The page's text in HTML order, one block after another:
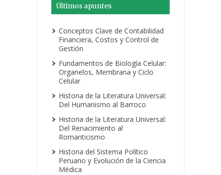
Últimos apuntes
Conceptos Clave de Contabilidad
Financiera, Costos y Control de
Gestión
Fundamentos de Biología Celular:
Organelos, Membrana y Ciclo
Celular
Historia de la Literatura Universal:
Del Humanismo al Barroco
Historia de la Literatura Universal:
Del Renacimiento al
Romanticismo
Historia del Sistema Político
Peruano y Evolución de la Ciencia
Médica